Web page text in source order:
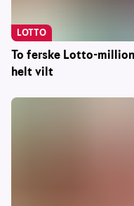
To ferske Lotto-
helt vilt
LOTTO